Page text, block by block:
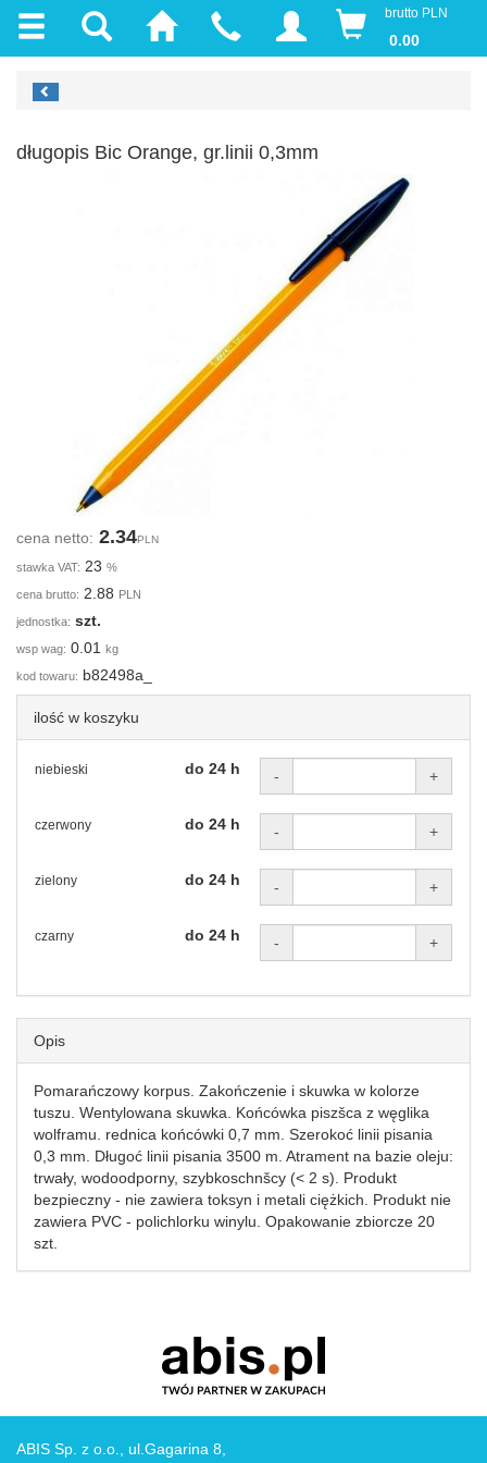
brutto PLN
0.00
długopis Bic Orange, gr.linii 0,3mm
cena netto: 2.34PLN
stawka VAT: 23 %
cena brutto: 2.88 PLN
jednostka: szt.
wsp wag: 0.01 kg
kod towaru: b82498a_
ilość w koszyku
niebieski do 24 h - +
czerwony do 24 h - +
zielony do 24 h - +
czarny do 24 h - +
Opis
Pomarańczowy korpus. Zakończenie i skuwka w kolorze
tuszu. Wentylowana skuwka. Końcówka piszšca z węglika
wolframu. rednica końcówki 0,7 mm. Szerokoć linii pisania
0,3 mm. Długoć linii pisania 3500 m. Atrament na bazie oleju:
trwały, wodoodporny, szybkoschnšcy (< 2 s). Produkt
bezpieczny - nie zawiera toksyn i metali ciężkich. Produkt nie
zawiera PVC - polichlorku winylu. Opakowanie zbiorcze 20
szt.
ABIS Sp. z o.o., ul.Gagarina 8,